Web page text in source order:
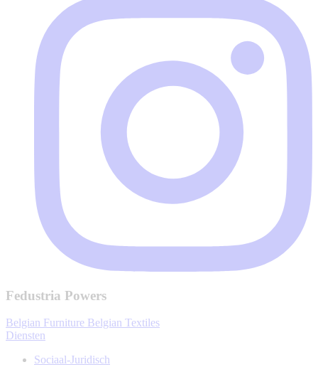
Fedustria Powers
Belgian Furniture Belgian Textiles
Diensten
Sociaal-Juridisch